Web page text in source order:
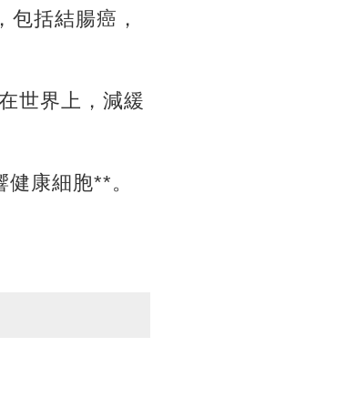
括結腸癌，
世界上，減緩
康細胞**。